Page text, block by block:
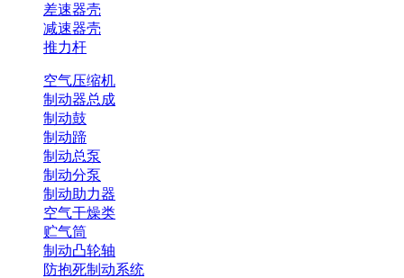
差速器壳
减速器壳
推力杆
空气压缩机
制动器总成
制动鼓
制动蹄
制动总泵
制动分泵
制动助力器
空气干燥类
贮气筒
制动凸轮轴
防抱死制动系统